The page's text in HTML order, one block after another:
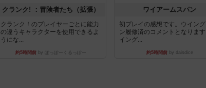
クランク! ：冒険者たち（拡張）
クランク！のプレイヤーごとに能力
の違うキャラクターを使用できるよ
うにな...
約5時間前 by ぽっぽーくるっぽー
ワイアームスパン
初プレイの感想です。ウイン
ン履修済のコメントとなります
イング...
約5時間前by daisdice